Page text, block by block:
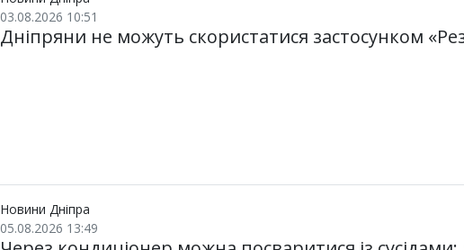
03.08.2026 10:51
Дніпряни не можуть скористатися застосунком
Новини Дніпра
05.08.2026 13:49